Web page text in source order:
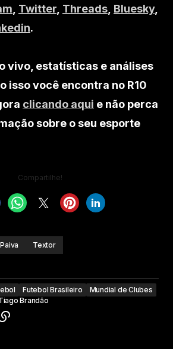
Twitter Threads Bluesky,
.
vivo, estatísticas e análises
isso você encontra no R10
clicando aqui e não perca
sobre o seu esporte
Compartilhe!
Textor
Futebol Brasileiro
Mundial de Clubes
Brandão